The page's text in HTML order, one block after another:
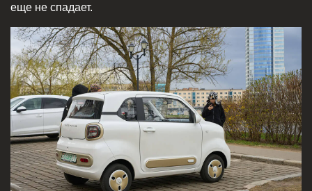
еще не спадает.